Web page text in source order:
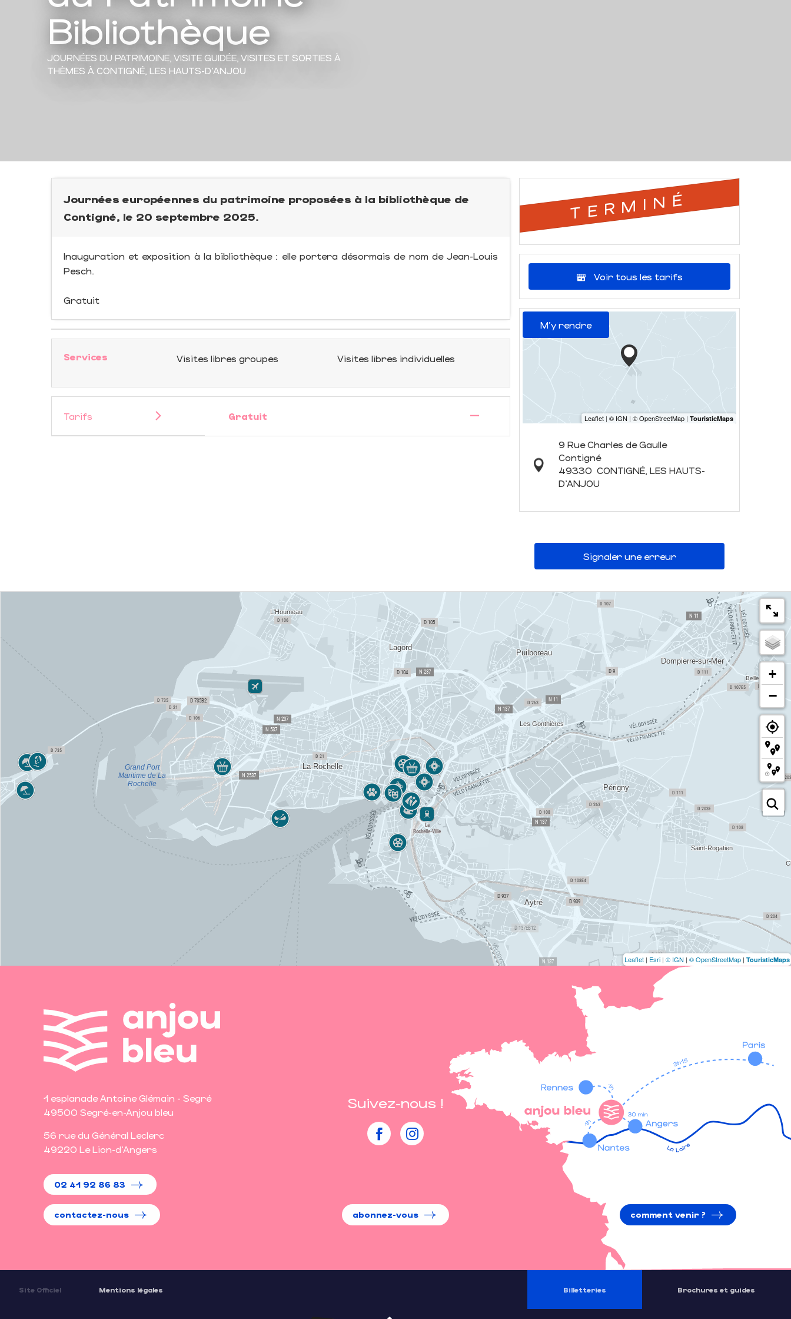
Bibliothèque
JOURNÉES DU PATRIMOINE, VISITE GUIDÉE, VISITES ET SORTIES À
THÈMES À CONTIGNÉ, LES HAUTS-D'ANJOU
Journées européennes du patrimoine proposées à la bibliothèque de
Contigné, le 20 septembre 2025.
Inauguration et exposition à la bibliothèque : elle portera désormais de nom de Jean-Louis
Pesch.
Gratuit
Services Visites libres groupes Visites libres individuelles
Tarifs Gratuit —
TERMINÉ
Voir tous les tarifs
M'y rendre
9 Rue Charles de Gaulle
Contigné
49330 CONTIGNÉ, LES HAUTS-
D'ANJOU
Signaler une erreur
+
−
Leaflet | Esri | © IGN | © OpenStreetMap | TouristicMaps
1 esplanade Antoine Glémain - Segré
49500 Segré-en-Anjou bleu
56 rue du Général Leclerc
49220 Le Lion-d'Angers
02 41 92 86 83
contactez-nous
Suivez-nous !
abonnez-vous comment venir ?
Site Officiel Mentions légales Billetteries Brochures et guides